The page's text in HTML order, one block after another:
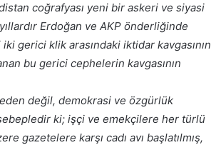
coğrafyası yeni bir askeri ve siyasi
Erdoğan ve AKP önderliğinde
gerici klik arasındaki iktidar kavgasının
bu gerici cephelerin kavgasının
değil, demokrasi ve özgürlük
ki; işçi ve emekçilere her türlü
gazetelere karşı cadı avı başlatılmış,